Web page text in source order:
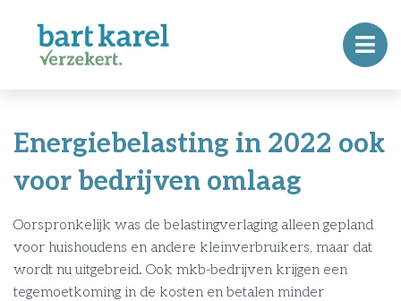
Energiebelasting in 2022 ook
voor bedrijven omlaag
Oorspronkelijk was de belastingverlaging alleen gepland
voor huishoudens en andere kleinverbruikers, maar dat
wordt nu uitgebreid. Ook mkb-bedrijven krijgen een
tegemoetkoming in de kosten en betalen minder